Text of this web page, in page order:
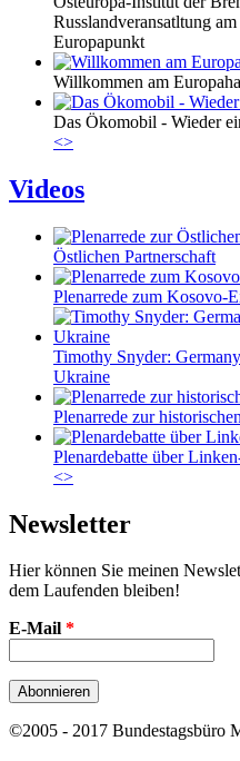
Russlandveransatltung
Europapunkt
Willkommen am
Das Ökomobil - Wieder
<>
Videos
Östlichen Partnerschaft
Plenarrede zum Kosovo-
Timothy Snyder:
Ukraine
Plenarrede zur
Plenardebatte über
<>
Newsletter
Hier können Sie meinen
dem Laufenden bleiben!
E-Mail *
©2005 - 2017 Bundestagsbüro